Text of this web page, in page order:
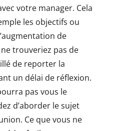
votre manager. Cela
les objectifs ou
de
trouveriez pas de
de reporter la
un délai de réflexion.
pas vous le
d’aborder le sujet
Ce que vous ne